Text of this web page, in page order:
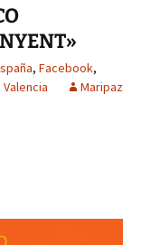
, Facebook,
Valencia
Maripaz